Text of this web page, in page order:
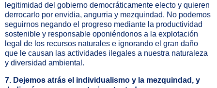
legitimidad del gobierno democráticamente electo y quieren
derrocarlo por envidia, angurria y mezquindad. No podemos
seguirnos negando el progreso mediante la productividad
sostenible y responsable oponiéndonos a la explotación
legal de los recursos naturales e ignorando el gran daño
que le causan las actividades ilegales a nuestra naturaleza
y diversidad ambiental.
7. Dejemos atrás el individualismo y la mezquindad, y